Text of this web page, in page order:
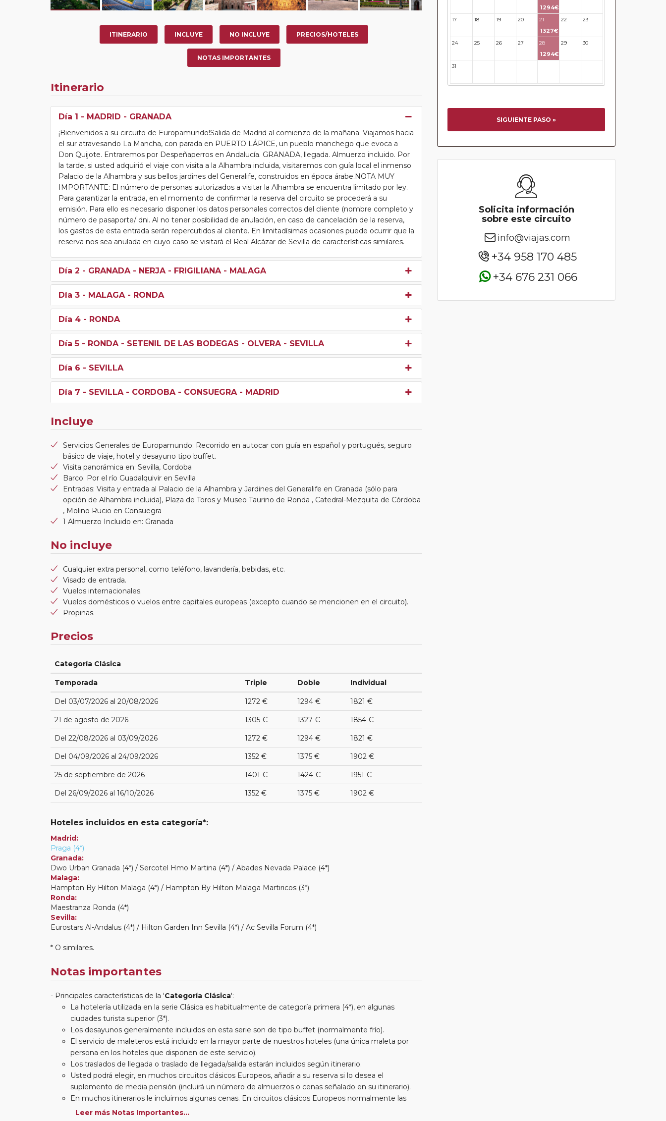
ITINERARIO INCLUYE NO INCLUYE PRECIOS/HOTELES
NOTAS IMPORTANTES
Itinerario
Día 1 - MADRID - GRANADA
¡Bienvenidos a su circuito de Europamundo!Salida de Madrid al comienzo de la mañana. Viajamos hacia
el sur atravesando La Mancha, con parada en PUERTO LÁPICE, un pueblo manchego que evoca a
Don Quijote. Entraremos por Despeñaperros en Andalucía. GRANADA, llegada. Almuerzo incluido. Por
la tarde, si usted adquirió el viaje con visita a la Alhambra incluida, visitaremos con guía local el inmenso
Palacio de la Alhambra y sus bellos jardines del Generalife, construidos en época árabe.NOTA MUY
IMPORTANTE: El número de personas autorizados a visitar la Alhambra se encuentra limitado por ley.
Para garantizar la entrada, en el momento de confirmar la reserva del circuito se procederá a su
emisión. Para ello es necesario disponer los datos personales correctos del cliente (nombre completo y
número de pasaporte/ dni. Al no tener posibilidad de anulación, en caso de cancelación de la reserva,
los gastos de esta entrada serán repercutidos al cliente. En limitadísimas ocasiones puede ocurrir que la
reserva nos sea anulada en cuyo caso se visitará el Real Alcázar de Sevilla de características similares.
Día 2 - GRANADA - NERJA - FRIGILIANA - MALAGA
Día 3 - MALAGA - RONDA
Día 4 - RONDA
Día 5 - RONDA - SETENIL DE LAS BODEGAS - OLVERA - SEVILLA
Día 6 - SEVILLA
Día 7 - SEVILLA - CORDOBA - CONSUEGRA - MADRID
Incluye
Servicios Generales de Europamundo: Recorrido en autocar con guía en español y portugués, seguro
básico de viaje, hotel y desayuno tipo buffet.
Visita panorámica en: Sevilla, Cordoba
Barco: Por el río Guadalquivir en Sevilla
Entradas: Visita y entrada al Palacio de la Alhambra y Jardines del Generalife en Granada (sólo para
opción de Alhambra incluida), Plaza de Toros y Museo Taurino de Ronda , Catedral-Mezquita de Córdoba
, Molino Rucio en Consuegra
1 Almuerzo Incluido en: Granada
No incluye
Cualquier extra personal, como teléfono, lavandería, bebidas, etc.
Visado de entrada.
Vuelos internacionales.
Vuelos domésticos o vuelos entre capitales europeas (excepto cuando se mencionen en el circuito).
Propinas.
Precios
Categoría Clásica
Temporada Triple Doble Individual
Del 03/07/2026 al 20/08/2026 1272 € 1294 € 1821 €
21 de agosto de 2026 1305 € 1327 € 1854 €
Del 22/08/2026 al 03/09/2026 1272 € 1294 € 1821 €
Del 04/09/2026 al 24/09/2026 1352 € 1375 € 1902 €
25 de septiembre de 2026 1401 € 1424 € 1951 €
Del 26/09/2026 al 16/10/2026 1352 € 1375 € 1902 €
Hoteles incluidos en esta categoría*:
Madrid:
Praga (4*)
Granada:
Dwo Urban Granada (4*) / Sercotel Hmo Martina (4*) / Abades Nevada Palace (4*)
Malaga:
Hampton By Hilton Malaga (4*) / Hampton By Hilton Malaga Martiricos (3*)
Ronda:
Maestranza Ronda (4*)
Sevilla:
Eurostars Al-Andalus (4*) / Hilton Garden Inn Sevilla (4*) / Ac Sevilla Forum (4*)
* O similares.
Notas importantes
Principales características de la 'Categoría Clásica':
La hotelería utilizada en la serie Clásica es habitualmente de categoría primera (4*), en algunas
ciudades turista superior (3*).
Los desayunos generalmente incluidos en esta serie son de tipo buffet (normalmente frío).
El servicio de maleteros está incluido en la mayor parte de nuestros hoteles (una única maleta por
persona en los hoteles que disponen de este servicio).
Los traslados de llegada o traslado de llegada/salida estarán incluidos según itinerario.
Usted podrá elegir, en muchos circuitos clásicos Europeos, añadir a su reserva si lo desea el
suplemento de media pensión (incluirá un número de almuerzos o cenas señalado en su itinerario).
En muchos itinerarios le incluimos algunas cenas. En circuitos clásicos Europeos normalmente las
entradas a museos y monumentos no se encuentran incluidas mientras que en viajes regionales y
Leer más Notas Importantes...
1294€
17 18 19 20 21
1327€
22 23
24 25 26 27 28
1294€
29 30
31
SIGUIENTE PASO »
Solicita información
sobre este circuito
info@viajas.com
+34 958 170 485
+34 676 231 066